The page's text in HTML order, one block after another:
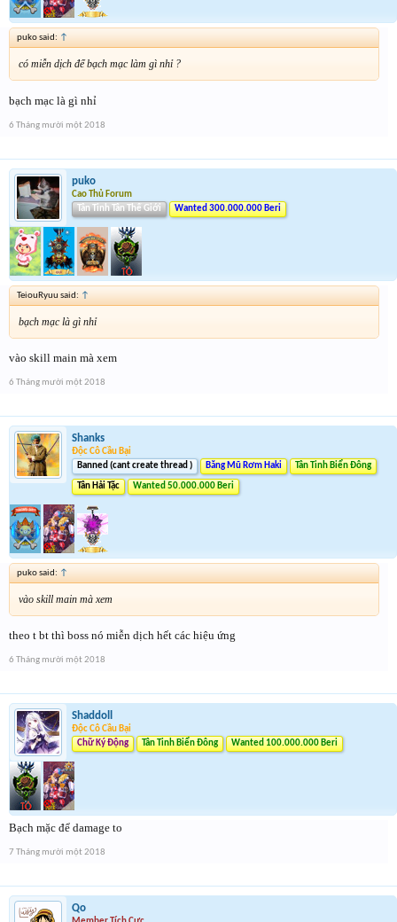
puko said: ↑
có miễn dịch để bạch mạc làm gì nhỉ ?
bạch mạc là gì nhỉ
6 Tháng mười một 2018
puko
Cao Thủ Forum
Tân Tinh Tân Thế Giới
Wanted 300.000.000 Beri
TeiouRyuu said: ↑
bạch mạc là gì nhỉ
vào skill main mà xem
6 Tháng mười một 2018
Shanks
Độc Cô Cầu Bại
Banned (cant create thread )
Băng Mũ Rơm Haki Tân Tinh Biển Đông
Tân Hải Tặc Wanted 50.000.000 Beri
puko said: ↑
vào skill main mà xem
theo t bt thì boss nó miễn dịch hết các hiệu ứng
6 Tháng mười một 2018
Shaddoll
Độc Cô Cầu Bại
Chữ Ký Động
Tân Tinh Biển Đông Wanted 100.000.000 Beri
Bạch mặc để damage to
7 Tháng mười một 2018
Qo